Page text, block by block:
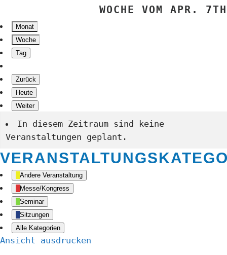
WOCHE VOM APR. 7TH
Monat
Woche
Tag
Zurück
Heute
Weiter
In diesem Zeitraum sind keine
Veranstaltungen geplant.
Andere Veranstaltung
Messe/Kongress
Seminar
Sitzungen
Alle Kategorien
Ansicht ausdrucken